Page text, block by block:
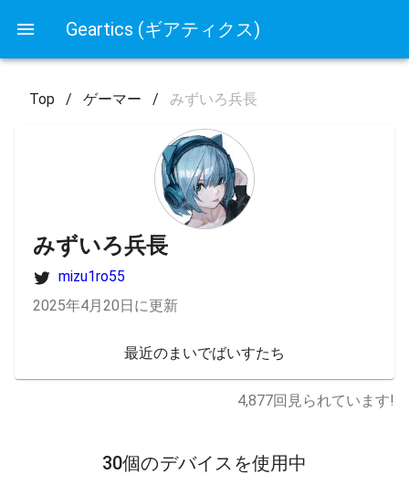
Geartics (ギアティクス)
Top / ゲーマー / みずいろ兵長
みずいろ兵長
mizu1ro55
2025年4月20日に更新
最近のまいでばいすたち
4,877回見られています!
30個のデバイスを使用中